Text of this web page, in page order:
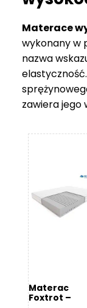
Materace
wykonany w
nazwa
zawiera jego
Materac
Foxtrot –